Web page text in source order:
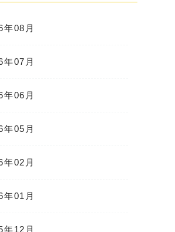
年08月
年07月
年06月
年05月
年02月
年01月
年12月